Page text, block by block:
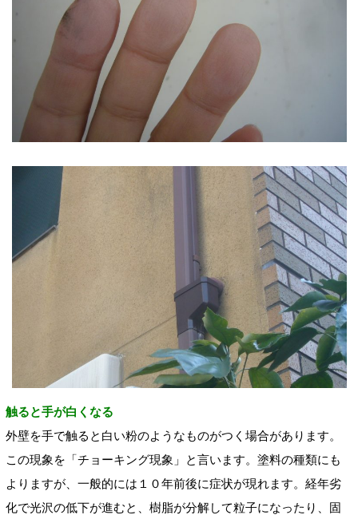
触ると手が白くなる
外壁を手で触ると白い粉のようなものがつく場合があります。
この現象を「チョーキング現象」と言います。塗料の種類にも
よりますが、一般的には１０年前後に症状が現れます。経年劣
化で光沢の低下が進むと、樹脂が分解して粒子になったり、固